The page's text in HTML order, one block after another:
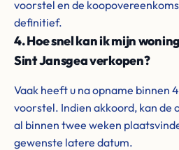
voorstel en de
definitief.
4. Hoe snel kan ik mijn
Sint Jansgea verkopen?
Vaak heeft u na opname binnen
voorstel. Indien akkoord, kan de
al binnen twee weken
gewenste latere datum.